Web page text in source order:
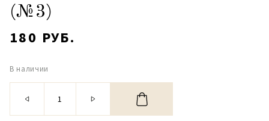
(№3)
180 РУБ.
В наличии